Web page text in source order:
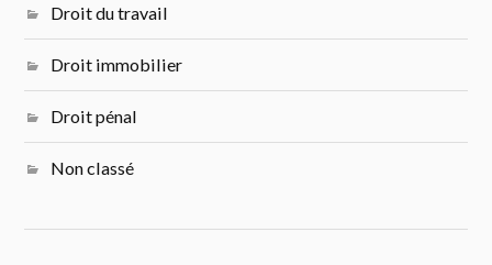
Droit du travail
Droit immobilier
Droit pénal
Non classé